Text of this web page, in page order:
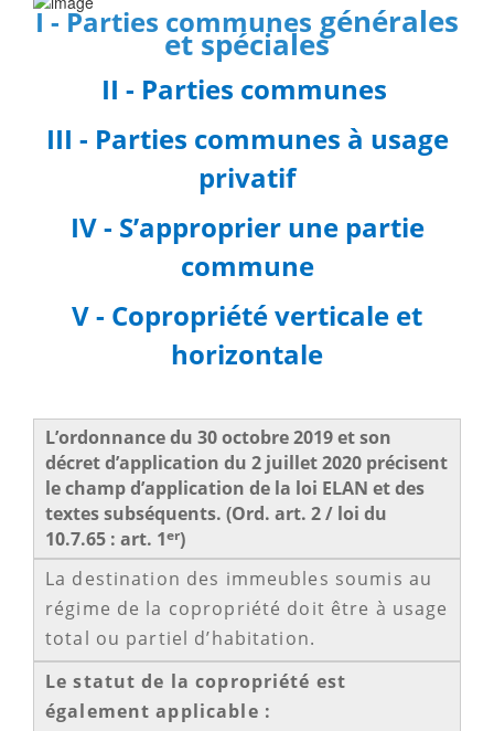
I - Parties communes générales
et spéciales
II - Parties communes
III - Parties communes à usage
privatif
IV - S’approprier une partie
commune
V - Copropriété verticale et
horizontale
L’ordonnance du 30 octobre 2019 et son
décret d’application du 2 juillet 2020 précisent
le champ d’application de la loi ELAN et des
textes subséquents. (Ord. art. 2 / loi du
10.7.65 : art. 1er)
La destination des immeubles soumis au
régime de la copropriété doit être à usage
total ou partiel d’habitation.
Le statut de la copropriété est
également applicable :